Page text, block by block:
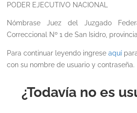
PODER EJECUTIVO NACIONAL
Nómbrase Juez del Juzgado
Correccional Nº 1 de San Isidro,
Para continuar leyendo ingrese aquí
con su nombre de usuario y contraseña.
¿Todavía no es